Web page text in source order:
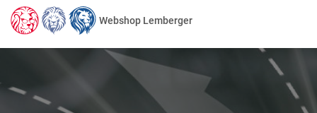
Webshop Lemberger